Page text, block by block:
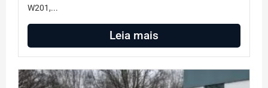
W201,...
Leia mais